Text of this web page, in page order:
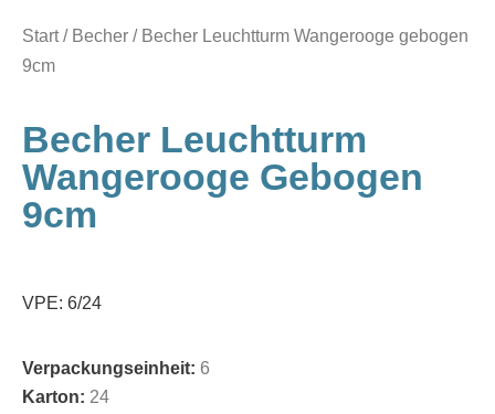
Start/ Becher / Becher Leuchtturm Wangerooge gebogen
9cm
Becher Leuchtturm
Wangerooge Gebogen
9cm
VPE: 6/24
Verpackungseinheit: 6
Karton: 24